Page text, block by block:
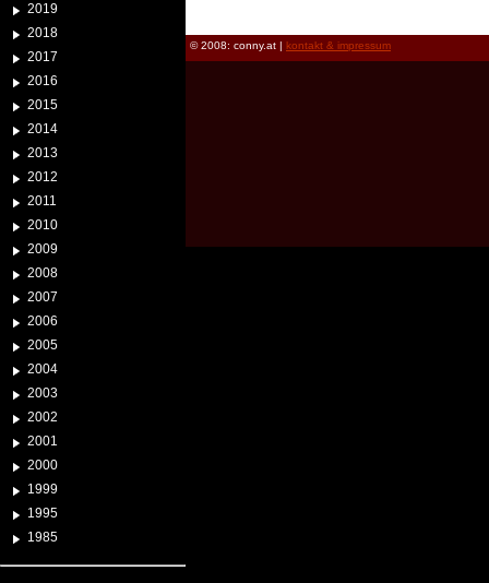
2019
2018
2017
2016
2015
2014
2013
2012
2011
2010
2009
2008
2007
2006
2005
2004
2003
2002
2001
2000
1999
1995
1985
© 2008: conny.at | kontakt & impressum